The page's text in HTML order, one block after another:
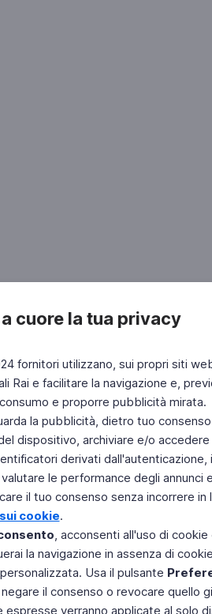
cuore la tua privacy
fornitori utilizzano, sui propri siti
Rai e facilitare la navigazione e,
e proporre pubblicità mirata.
la pubblicità, dietro tuo
dispositivo, archiviare e/o
derivati
le performance degli
il tuo consenso senza incorrere
cookie.
, acconsenti all'uso di
la navigazione in assenza di
Usa il pulsante
il consenso o revocare quello
espresse verranno applicate al solo